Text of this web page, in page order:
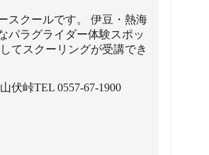
スクールです。 伊豆・熱海
パラグライダー体験スポッ
てスクーリングが受講でき
伏峠TEL 0557-67-1900